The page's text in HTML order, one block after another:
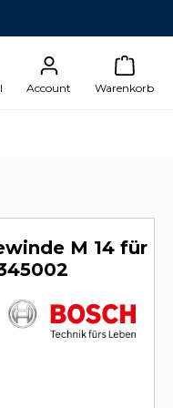
Account Warenkorb
M 14 für